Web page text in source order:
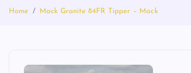
Home Mack Granite 84FR Tipper – Mack